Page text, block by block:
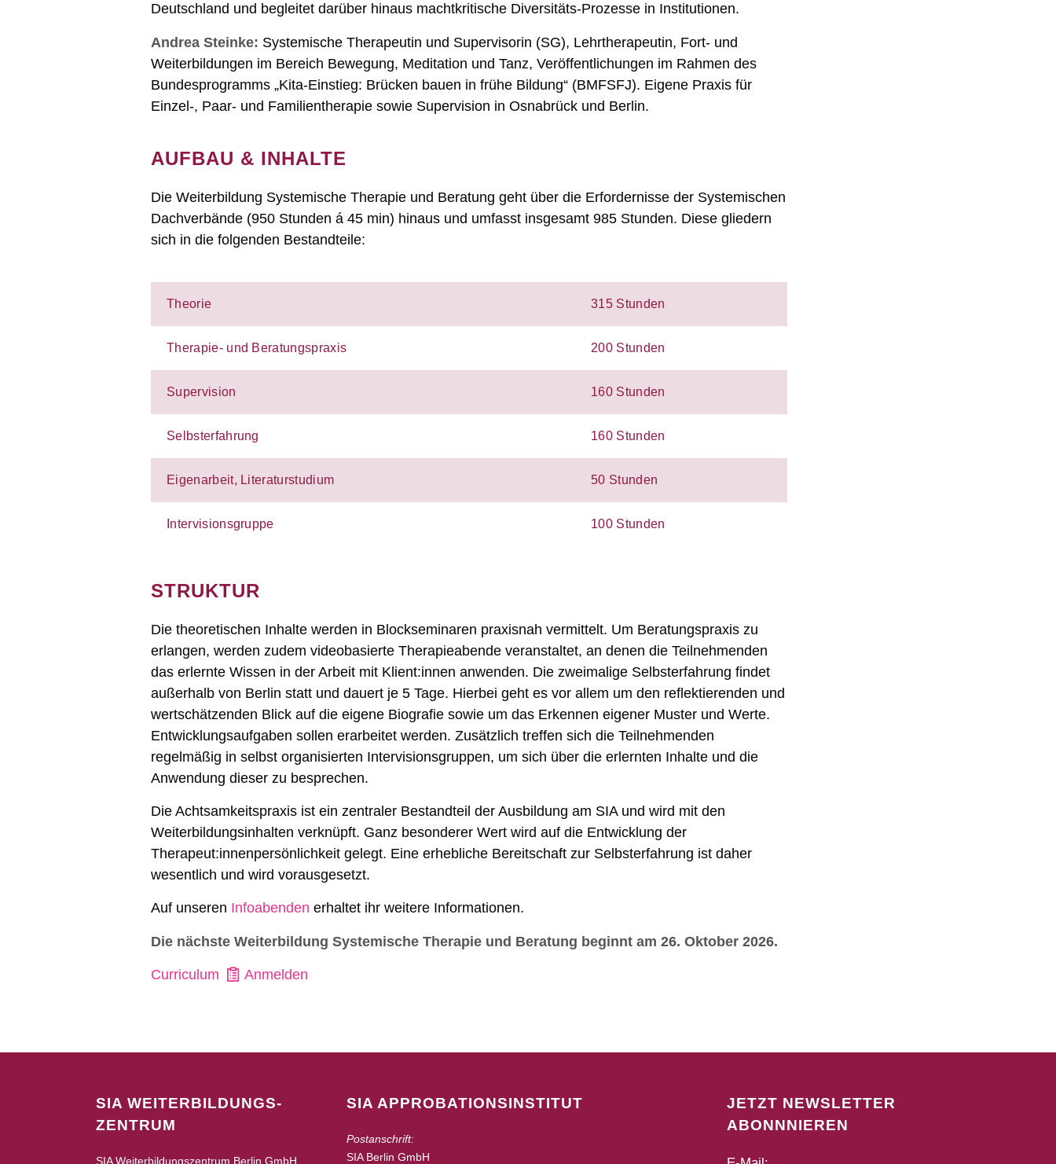
Deutschland und begleitet darüber hinaus machtkritische Diversitäts-Prozesse in Institutionen.
Andrea Steinke: Systemische Therapeutin und Supervisorin (SG), Lehrtherapeutin, Fort- und
Weiterbildungen im Bereich Bewegung, Meditation und Tanz, Veröffentlichungen im Rahmen des
Bundesprogramms „Kita-Einstieg: Brücken bauen in frühe Bildung“ (BMFSFJ). Eigene Praxis für
Einzel-, Paar- und Familientherapie sowie Supervision in Osnabrück und Berlin.
AUFBAU & INHALTE
Die Weiterbildung Systemische Therapie und Beratung geht über die Erfordernisse der Systemischen
Dachverbände (950 Stunden á 45 min) hinaus und umfasst insgesamt 985 Stunden. Diese gliedern
sich in die folgenden Bestandteile:
Theorie 315 Stunden
Therapie- und Beratungspraxis 200 Stunden
Supervision 160 Stunden
Selbsterfahrung 160 Stunden
Eigenarbeit, Literaturstudium 50 Stunden
Intervisionsgruppe 100 Stunden
STRUKTUR
Die theoretischen Inhalte werden in Blockseminaren praxisnah vermittelt. Um Beratungspraxis zu
erlangen, werden zudem videobasierte Therapieabende veranstaltet, an denen die Teilnehmenden
das erlernte Wissen in der Arbeit mit Klient:innen anwenden. Die zweimalige Selbsterfahrung findet
außerhalb von Berlin statt und dauert je 5 Tage. Hierbei geht es vor allem um den reflektierenden und
wertschätzenden Blick auf die eigene Biografie sowie um das Erkennen eigener Muster und Werte.
Entwicklungsaufgaben sollen erarbeitet werden. Zusätzlich treffen sich die Teilnehmenden
regelmäßig in selbst organisierten Intervisionsgruppen, um sich über die erlernten Inhalte und die
Anwendung dieser zu besprechen.
Die Achtsamkeitspraxis ist ein zentraler Bestandteil der Ausbildung am SIA und wird mit den
Weiterbildungsinhalten verknüpft. Ganz besonderer Wert wird auf die Entwicklung der
Therapeut:innenpersönlichkeit gelegt. Eine erhebliche Bereitschaft zur Selbsterfahrung ist daher
wesentlich und wird vorausgesetzt.
Auf unseren Infoabenden erhaltet ihr weitere Informationen.
Die nächste Weiterbildung Systemische Therapie und Beratung beginnt am 26. Oktober 2026.
Curriculum Anmelden
SIA WEITERBILDUNGS-
ZENTRUM
SIA Weiterbildungszentrum Berlin GmbH
SIA APPROBATIONSINSTITUT
Postanschrift:
SIA Berlin GmbH
JETZT NEWSLETTER
ABONNNIEREN